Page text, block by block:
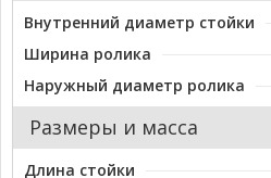
Внутренний диаметр стойки
Ширина ролика
Наружный диаметр ролика
Размеры и масса
Длина стойки